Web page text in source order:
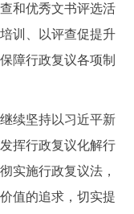
和优秀文书评选活
训、以评查促提升
障行政复议各项制
续坚持以习近平新
挥行政复议化解行
实施行政复议法，
值的追求，切实提